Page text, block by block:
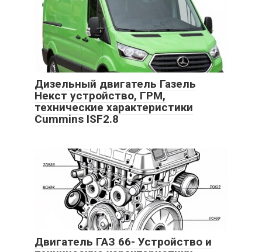
Дизельный двигатель Газель
Некст устройство, ГРМ,
технические характеристики
Cummins ISF2.8
Двигатель ГАЗ 66- Устройство и